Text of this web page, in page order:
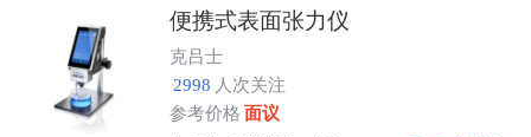
便携式表面张力仪
克吕士
2998 人次关注
参考价格 面议